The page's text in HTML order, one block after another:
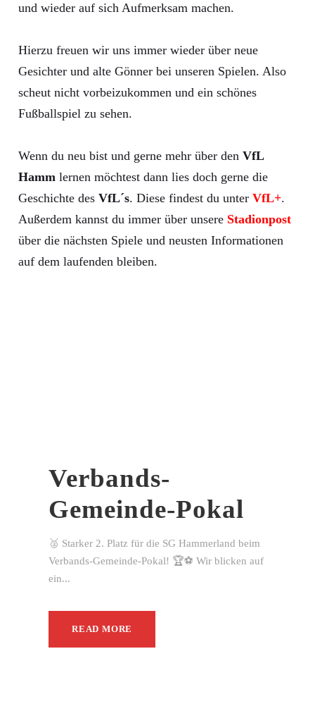
und wieder auf sich Aufmerksam machen.
Hierzu freuen wir uns immer wieder über neue
Gesichter und alte Gönner bei unseren Spielen. Also
scheut nicht vorbeizukommen und ein schönes
Fußballspiel zu sehen.
Wenn du neu bist und gerne mehr über den VfL
Hamm lernen möchtest dann lies doch gerne die
Geschichte des VfL´s. Diese findest du unter VfL+.
Außerdem kannst du immer über unsere Stadionpost
über die nächsten Spiele und neusten Informationen
auf dem laufenden bleiben.
Verbands-
Gemeinde-Pokal
🥈 Starker 2. Platz für die SG Hammerland beim
Verbands-Gemeinde-Pokal! 🏆⚽ Wir blicken auf
ein...
READ MORE